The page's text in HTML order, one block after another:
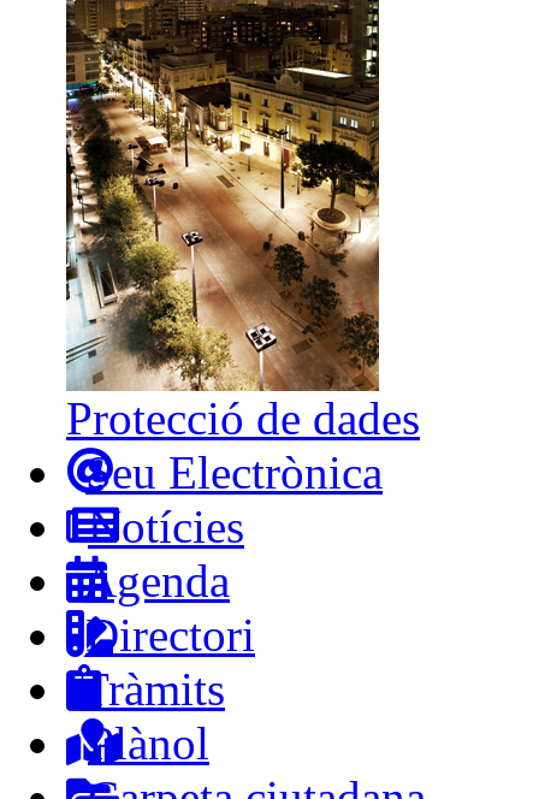
Protecció de dades
Seu Electrònica
Notícies
Agenda
Directori
Tràmits
Plànol